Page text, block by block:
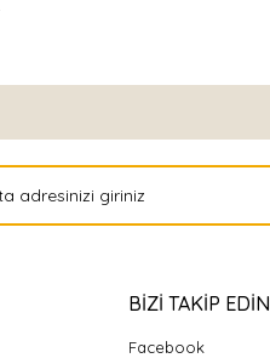
BİZİ TAKİP EDİN
Facebook